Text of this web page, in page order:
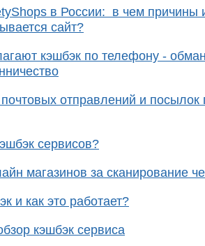
в России: в чем причины
сайт?
кэшбэк по телефону -
отправлений и посылок
сервисов?
магазинов за сканирование
и как это работает?
кэшбэк сервиса